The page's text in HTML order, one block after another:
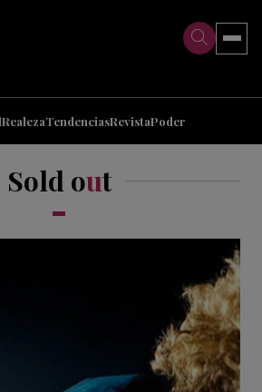
RealezaTendenciasRevistaPoder
Sold out